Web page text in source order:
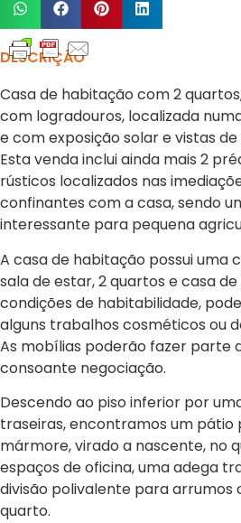
DESCRIÇÃO
Casa de habitação com 2
com logradouros, localizada
e com exposição solar e vistas
Esta venda inclui ainda mais 2
rústicos localizados nas
confinantes com a casa, sendo
interessante para pequena
A casa de habitação possui uma
sala de estar, 2 quartos e casa
condições de habitabilidade,
alguns trabalhos cosméticos ou
As mobílias poderão fazer parte
consoante negociação.
Descendo ao piso inferior por
traseiras, encontramos um pátio
mármore, virado a nascente, no
espaços de oficina, uma adega
divisão polivalente para arrumos
quarto.